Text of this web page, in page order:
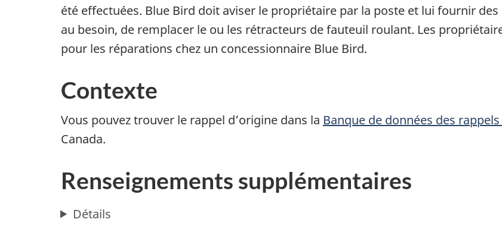
été effectuées. Blue Bird doit aviser le propriétaire par la poste et lui fournir
au besoin, de remplacer le ou les rétracteurs de fauteuil roulant. Les
pour les réparations chez un concessionnaire Blue Bird.
Contexte
Vous pouvez trouver le rappel d’origine dans la Banque de données des
Canada.
Renseignements supplémentaires
Détails